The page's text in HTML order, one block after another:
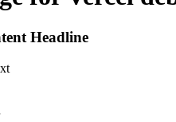
Headline